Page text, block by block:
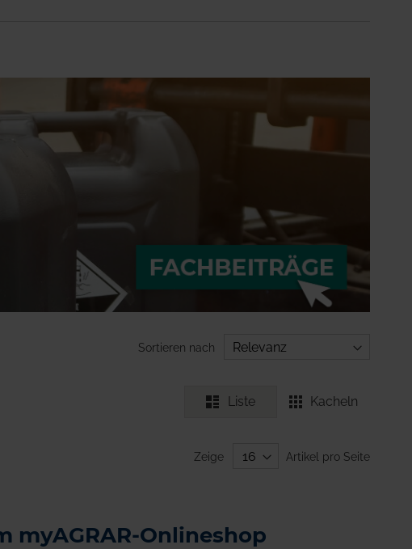
Sortieren nach
Liste Kacheln
Zeige Artikel pro Seite
myAGRAR-Onlineshop